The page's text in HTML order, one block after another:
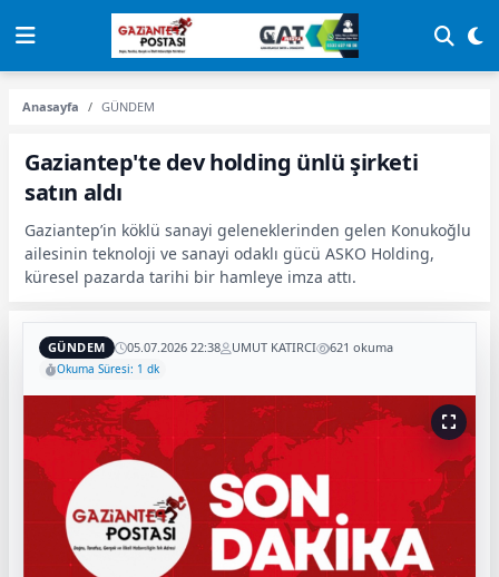
Anasayfa GÜNDEM
Gaziantep'te dev holding ünlü şirketi
satın aldı
Gaziantep’in köklü sanayi geleneklerinden gelen Konukoğlu
ailesinin teknoloji ve sanayi odaklı gücü ASKO Holding,
küresel pazarda tarihi bir hamleye imza attı.
GÜNDEM 05.07.2026 22:38 UMUT KATIRCI 621 okuma
Okuma Süresi: 1 dk